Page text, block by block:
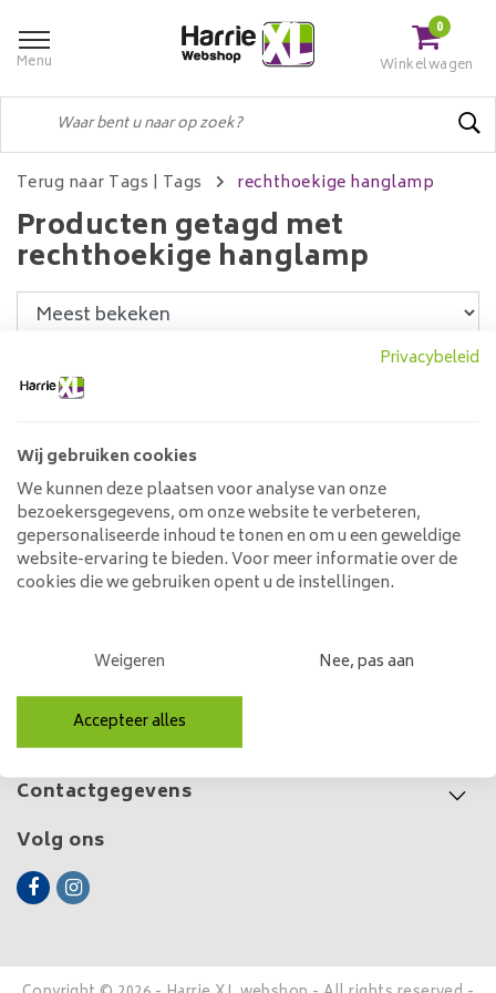
Menu
0
Winkelwagen
Terug naar Tags | Tags rechthoekige hanglamp
Producten getagd met
rechthoekige hanglamp
Hanglamp 7L Rechthoek
299,00
Klantenservice
Mijn account
Categorieën
Contactgegevens
Volg ons
Privacybeleid
Wij gebruiken cookies
We kunnen deze plaatsen voor analyse van onze
bezoekersgegevens, om onze website te verbeteren,
gepersonaliseerde inhoud te tonen en om u een geweldige
website-ervaring te bieden. Voor meer informatie over de
cookies die we gebruiken opent u de instellingen.
Weigeren Nee, pas aan
Accepteer alles